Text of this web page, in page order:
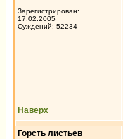
Зарегистрирован:
17.02.2005
Суждений: 52234
Наверх
Горсть листьев